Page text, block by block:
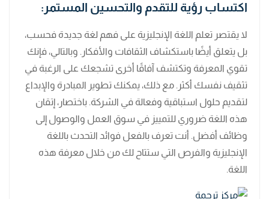
اكتساب رؤية للتقدم والتحسين المستمر:
لا يقتصر تعلم اللغة الإنجليزية على فهم لغة جديدة فحسب،
بل يتعلق أيضًا باستكشاف الثقافات والأفكار. وبالتالي، فإنك
تقوي المعرفة وتكتشف آفاقًا أخرى تشجعك على الرغبة في
تثقيف نفسك أكثر. مع ذلك، يمكنك تطوير المبادرة والإبداع
لتقديم حلول استباقية وفعالة في الشركة. باختصار، إتقان
هذه اللغة ضروري للتمييز في سوق العمل والوصول إلى
وظائف أفضل. أنت تعرف بالفعل فوائد التحدث باللغة
الإنجليزية والفرص التي ستتاح لك من خلال معرفة هذه
اللغة.